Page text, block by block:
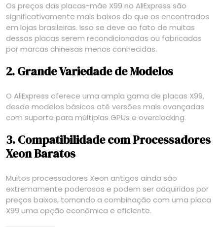
Os preços das placas-mãe X99 no AliExpress são
significativamente mais baixos do que os encontrados
em lojas brasileiras. Isso se deve ao fato de muitas
dessas placas serem recondicionadas ou fabricadas
por marcas chinesas menos conhecidas.
2. Grande Variedade de Modelos
O AliExpress oferece uma ampla gama de placas X99,
desde modelos básicos até versões mais avançadas
com suporte para múltiplas GPUs e overclocking.
3. Compatibilidade com Processadores
Xeon Baratos
Muitos processadores Xeon antigos ainda são
extremamente poderosos e podem ser adquiridos por
preços baixos, tornando a combinação com uma placa
X99 uma opção econômica e eficiente.